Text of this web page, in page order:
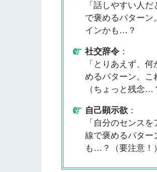
「話しやすい人
で褒めるパターン
インかも…？
社交辞令：
「とりあえず、
めるパターン。こ
（ちょっと残念…
自己顕示欲：
「自分のセンス
線で褒めるパター
も…？（要注意！）